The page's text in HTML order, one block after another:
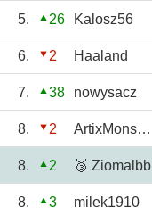
5. 26 Kalosz56
6. 2 Haaland
7. 38 nowysacz
8. 2 ArtixMonster13
8. 2 🥉 Ziomalbb
8. 3 milek1910